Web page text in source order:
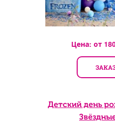
Цена: от
Детский день